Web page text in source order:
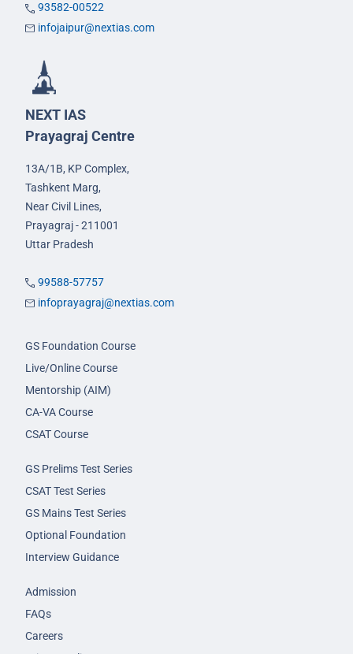
93582-00522
infojaipur@nextias.com
NEXT IAS
Prayagraj Centre
13A/1B, KP Complex,
Tashkent Marg,
Near Civil Lines,
Prayagraj - 211001
Uttar Pradesh
99588-57757
infoprayagraj@nextias.com
GS Foundation Course
Live/Online Course
Mentorship (AIM)
CA-VA Course
CSAT Course
GS Prelims Test Series
CSAT Test Series
GS Mains Test Series
Optional Foundation
Interview Guidance
Admission
FAQs
Careers